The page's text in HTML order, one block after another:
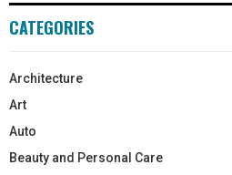
CATEGORIES
Architecture
Art
Auto
Beauty and Personal Care